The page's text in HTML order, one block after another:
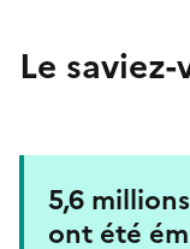
Le saviez-
5,6
ont été